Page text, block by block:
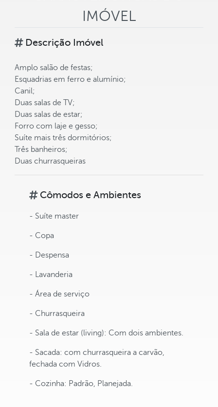
IMÓVEL
Descrição Imóvel
Amplo salão de festas;
Esquadrias em ferro e alumínio;
Canil;
Duas salas de TV;
Duas salas de estar;
Forro com laje e gesso;
Suíte mais três dormitórios;
Três banheiros;
Duas churrasqueiras
Cômodos e Ambientes
- Suíte master
- Copa
- Despensa
- Lavanderia
- Área de serviço
- Churrasqueira
- Sala de estar (living): Com dois ambientes.
- Sacada: com churrasqueira a carvão,
fechada com Vidros.
- Cozinha: Padrão, Planejada.